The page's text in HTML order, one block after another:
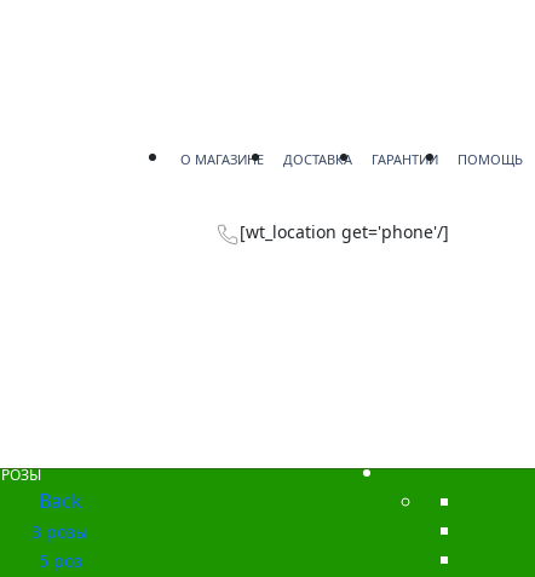
О МАГАЗИНЕ ДОСТАВКА ГАРАНТИИ ПОМОЩЬ
[wt_location get='phone'/]
РОЗЫ
Back
3 розы
5 роз